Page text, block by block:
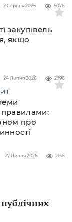
5076
2 Серпня 2026
закупівель
якщо
2796
24 Липня 2026
правилами:
про
2156
27 Липня 2026